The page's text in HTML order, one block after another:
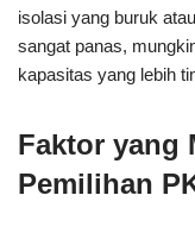
isolasi yang buruk
sangat panas,
kapasitas yang lebih
Faktor yang
Pemilihan